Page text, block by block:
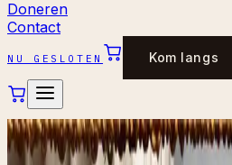
Doneren
Contact
NU GESLOTEN Kom langs
DIENST